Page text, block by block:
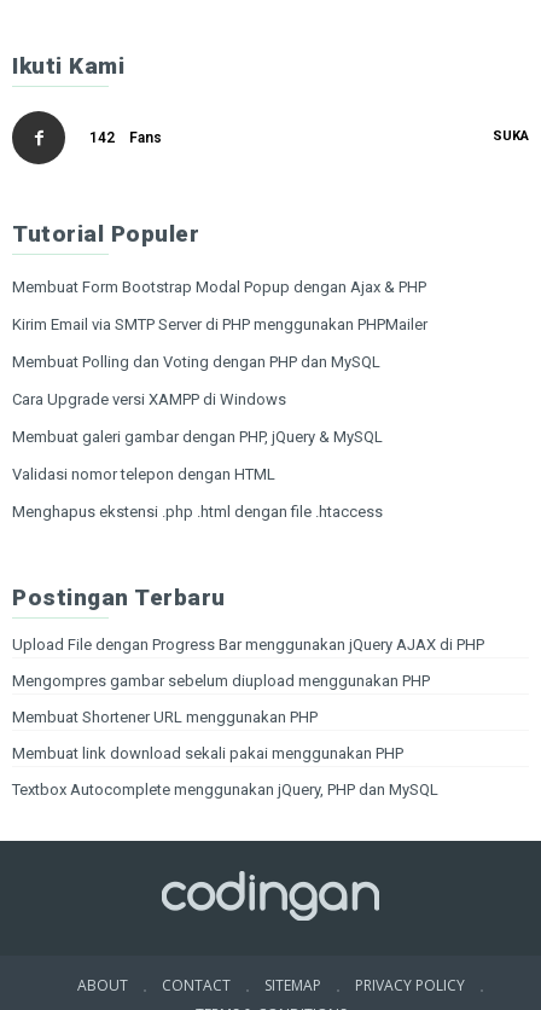
Ikuti Kami
142 Fans SUKA
Tutorial Populer
Membuat Form Bootstrap Modal Popup dengan Ajax & PHP
Kirim Email via SMTP Server di PHP menggunakan PHPMailer
Membuat Polling dan Voting dengan PHP dan MySQL
Cara Upgrade versi XAMPP di Windows
Membuat galeri gambar dengan PHP, jQuery & MySQL
Validasi nomor telepon dengan HTML
Menghapus ekstensi .php .html dengan file .htaccess
Postingan Terbaru
Upload File dengan Progress Bar menggunakan jQuery AJAX di PHP
Mengompres gambar sebelum diupload menggunakan PHP
Membuat Shortener URL menggunakan PHP
Membuat link download sekali pakai menggunakan PHP
Textbox Autocomplete menggunakan jQuery, PHP dan MySQL
ABOUT CONTACT SITEMAP
PRIVACY POLICY